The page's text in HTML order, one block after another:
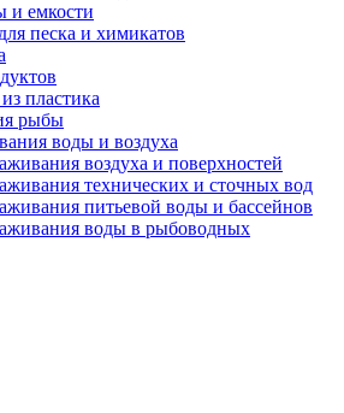
и емкости
песка и химикатов
пластика
рыбы
воды и воздуха
воздуха и поверхностей
технических и сточных вод
питьевой воды и бассейнов
воды в рыбоводных